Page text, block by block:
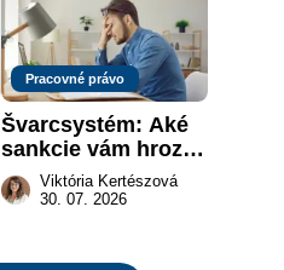
Pracovné právo
Švarcsystém: Aké
sankcie vám hrozia
a prečo nestačí
zaplatiť pokutu?
Viktória Kertészová
30. 07. 2026